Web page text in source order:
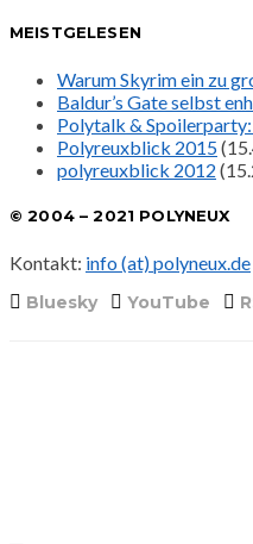
MEISTGELESEN
Warum Skyrim ein zu
Baldur’s Gate selbst
Polytalk &
Polyreuxblick 2015
polyreuxblick 2012
© 2004 – 2021 POLYNEUX
Kontakt: info (at) polyneux.de
Bluesky YouTube